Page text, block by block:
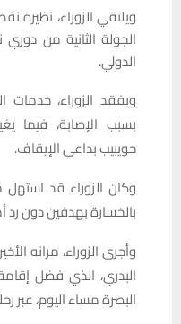
ويلتقي الزوراء، نظيره
الجولة الثانية من
الدولي.
ويفقد الزوراء، خدمات
بسبب الإصابة، فيما
حويبيب بداعي الإيقاف.
وكان الزوراء قد
بالخسارة بهدفين دون رد
وأجرى الزوراء، مرانه
البدري، الذي فضل إقامة
البصرة مساء اليوم، عبر رحلة